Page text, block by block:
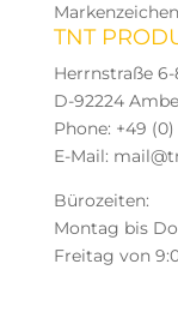
TNT
Herrnstraße 6-
D-92224
Phone: +49 (0)
E-Mail:
Bürozeiten:
Montag bis
Freitag von